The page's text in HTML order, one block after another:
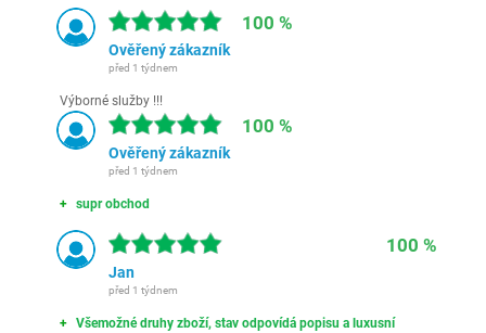
100 %
Ověřený zákazník
před 1 týdnem
Výborné služby !!!
100 %
Ověřený zákazník
před 1 týdnem
supr obchod
100 %
Jan
před 1 týdnem
Všemožné druhy zboží, stav odpovídá popisu a luxusní